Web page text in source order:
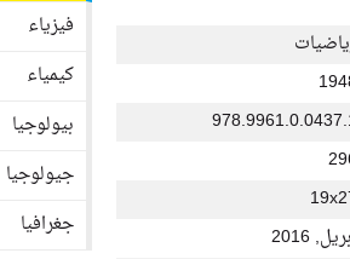
2016
فيزياء
كيمياء
بيولوجيا
جيولوجيا
جغرافيا